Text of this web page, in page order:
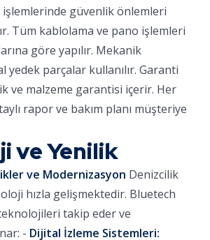
işlemlerinde güvenlik önlemleri
Tüm kablolama ve pano işlemleri
göre yapılır. Mekanik
yedek parçalar kullanılır. Garanti
ve malzeme garantisi içerir. Her
rapor ve bakım planı müşteriye
ve Yenilik
ve Modernizasyon Denizcilik
hızla gelişmektedir. Bluetech
takip eder ve
- Dijital İzleme Sistemleri: